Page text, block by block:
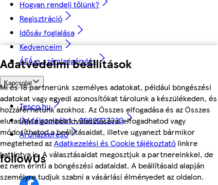
Adatvédelmi beállítások
Mi és 18 partnerünk személyes adatokat, például böngészési
adatokat vagy egyedi azonosítókat tárolunk a készülékeden, és
hozzáférhetünk azokhoz. Az Összes elfogadása és az Összes
elutasítása gombok kiválasztásával elfogadhatod vagy
módosíthatod a beállításaidat, illetve ugyanezt bármikor
megteheted azAdatkezelési és Cookie tájékoztató linkre
kattintva is. A választásaidat megosztjuk a partnereinkkel, de
ez nem érinti a böngészési adataidat. A beállításaid alapján
személyre tudjuk szabni a vásárlási élményedet az oldalon.
Hogyan rendelj tőlünk?
Regisztráció
Idősáv foglalása
Kedvenceim
ÁFÁ-s számla igénylés
Kapcsolat
Tesco.hu
Ügyfélszolgálat - 0680222333
Áruházkereső
followUs